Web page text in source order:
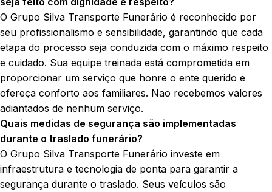
O Grupo Silva Transporte Funerário é reconhecido por
seu profissionalismo e sensibilidade, garantindo que cada
etapa do processo seja conduzida com o máximo respeito
e cuidado. Sua equipe treinada está comprometida em
proporcionar um serviço que honre o ente querido e
ofereça conforto aos familiares. Nao recebemos valores
adiantados de nenhum serviço.
Quais medidas de segurança são implementadas
durante o traslado funerário?
O Grupo Silva Transporte Funerário investe em
infraestrutura e tecnologia de ponta para garantir a
segurança durante o traslado. Seus veículos são